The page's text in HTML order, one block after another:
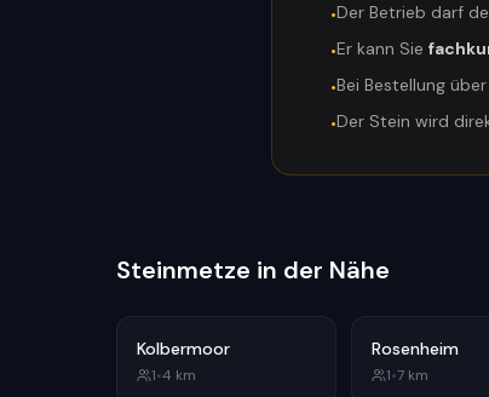
•Der Betrieb darf
•Er kann Sie
•Bei Bestellung
•Der Stein wird
Steinmetze in der Nähe
Kolbermoor
1•4 km
Rosenheim
1•7 km